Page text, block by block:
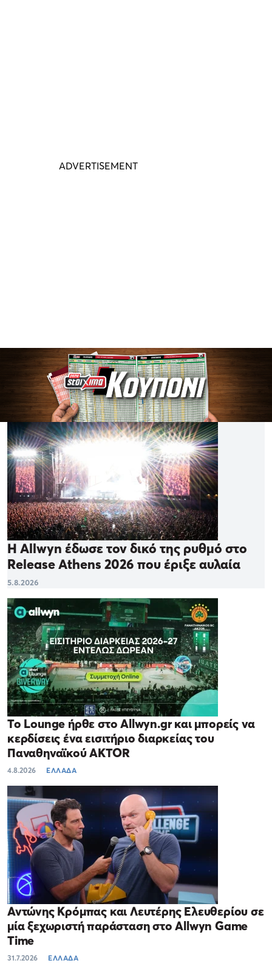
Η Allwyn έδωσε τον δικό της ρυθμό στο
Release Athens 2026 που έριξε αυλαία
5.8.2026
Το Lounge ήρθε στο Allwyn.gr και μπορείς να
κερδίσεις ένα εισιτήριο διαρκείας του
Παναθηναϊκού AKTOR
4.8.2026 ΕΛΛΑΔΑ
Αντώνης Κρόμπας και Λευτέρης Ελευθερίου σε
μία ξεχωριστή παράσταση στο Allwyn Game
Time
31.7.2026 ΕΛΛΑΔΑ